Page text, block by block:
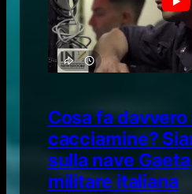
Cosa fa davvero
cacciamine?
sulla nave
militare italiana